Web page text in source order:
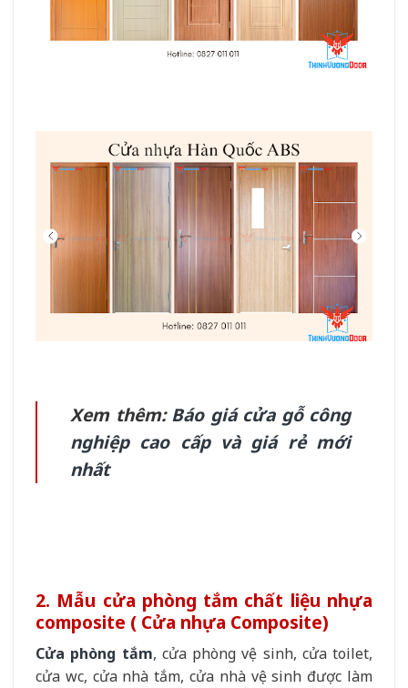
Xem thêm:Báo giá cửa gỗ công
nghiệp cao cấp và giá rẻ mới
nhất
2. Mẫu cửa phòng tắm chất liệu nhựa
composite ( Cửa nhựa Composite)
Cửa phòng tắm, cửa phòng vệ sinh, cửa toilet,
cửa wc, cửa nhà tắm, cửa nhà vệ sinh được làm